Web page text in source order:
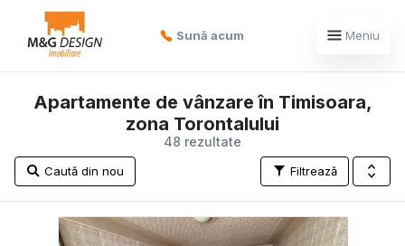
Sună acum Meniu
48 rezultate
Apartamente de vânzare în Timisoara,
zona Torontalului
Filtrează
Caută din nou